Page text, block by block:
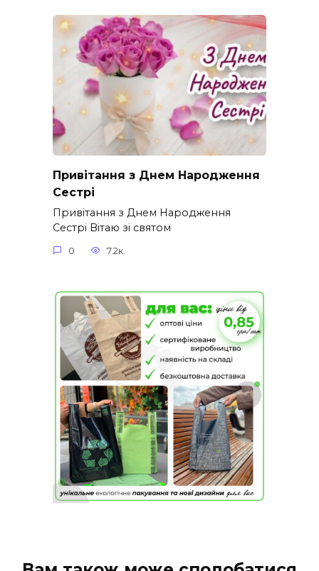
Привітання з Днем Народження
Сестрі
Привітання з Днем Народження
Сестрі Вітаю зі святом
0 7.2к.